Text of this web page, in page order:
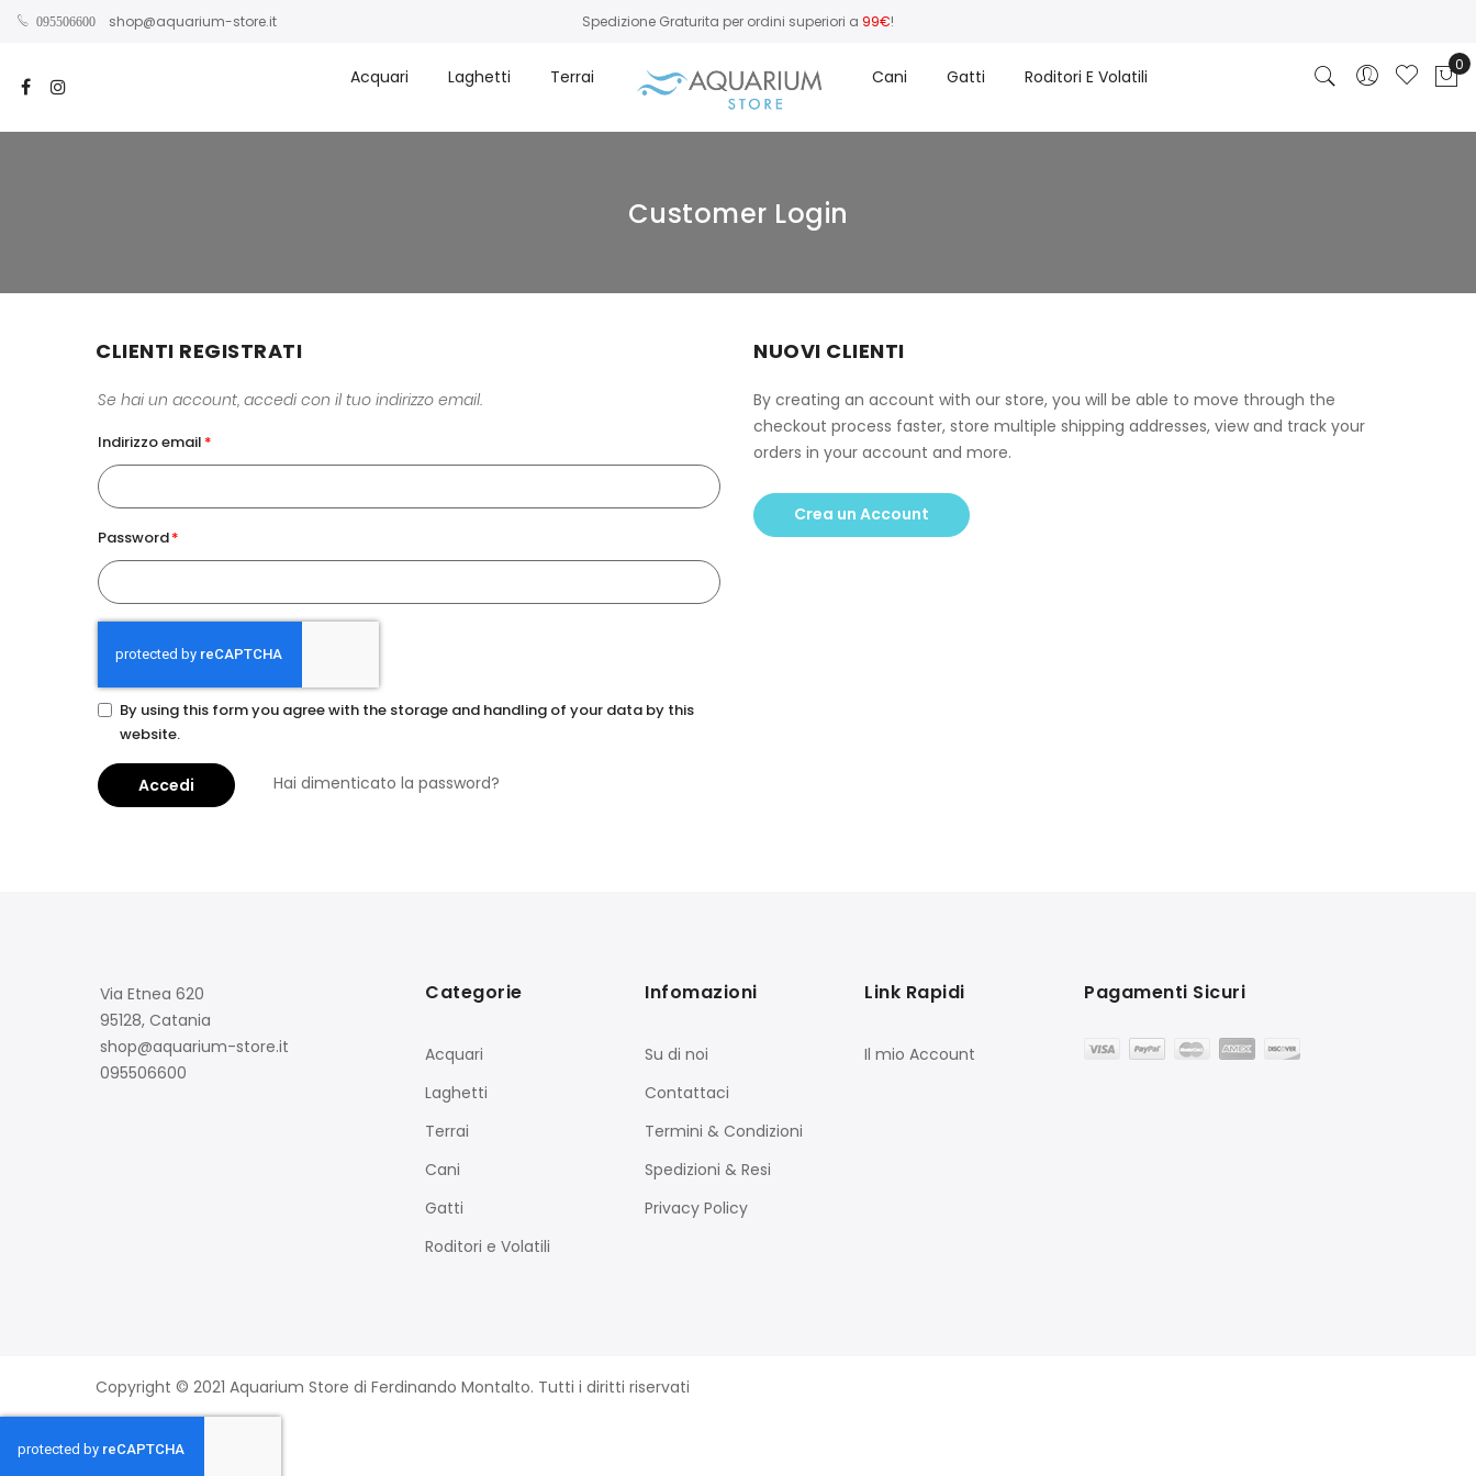
095506600 shop@aquarium-store.it Spedizione Graturita per ordini superiori a 99€!
Acquari Laghetti Terrai Cani Gatti Roditori E Volatili
0
Customer Login
CLIENTI REGISTRATI
Se hai un account, accedi con il tuo indirizzo email.
Indirizzo email
Password
By using this form you agree with the storage and handling of your data by this
website.
Accedi Hai dimenticato la password?
NUOVI CLIENTI
By creating an account with our store, you will be able to move through the
checkout process faster, store multiple shipping addresses, view and track your
orders in your account and more.
Crea un Account
Via Etnea 620
95128, Catania
shop@aquarium-store.it
095506600
Categorie
Acquari
Laghetti
Terrai
Cani
Gatti
Roditori e Volatili
Infomazioni
Su di noi
Contattaci
Termini & Condizioni
Spedizioni & Resi
Privacy Policy
Link Rapidi
Il mio Account
Pagamenti Sicuri
Copyright © 2021 Aquarium Store di Ferdinando Montalto. Tutti i diritti riservati